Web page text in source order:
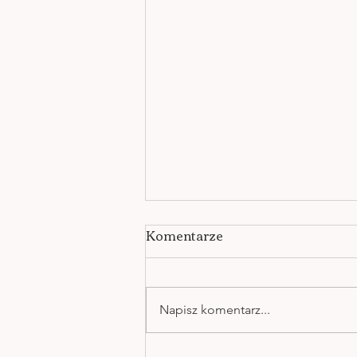
Komentarze
Napisz komentarz...